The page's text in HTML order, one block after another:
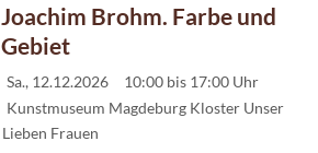
Joachim Brohm. Farbe und
Gebiet
Sa., 12.12.2026
10:00 bis 17:00 Uhr
Kunstmuseum Magdeburg Kloster Unser
Lieben Frauen